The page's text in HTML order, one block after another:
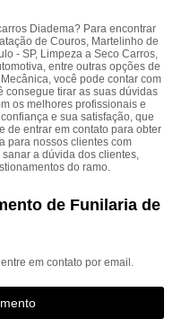
Diadema? Para encontrar
de Couros, Martelinho de
- SP, Limpeza a Seco Carros,
entre outras opções de
você pode contar com
consegue tirar as suas dúvidas
os melhores profissionais e
e sua satisfação, que
de entrar em contato para obter
para nossos clientes com
a dúvida dos clientes,
do ramo.
de Funilaria de
em contato por email.